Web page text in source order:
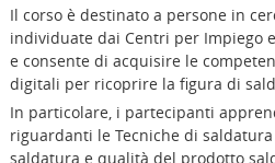
Il corso è destinato a persone in
individuate dai Centri per Impiego
e consente di acquisire le
digitali per ricoprire la figura di
In particolare, i partecipanti
riguardanti le Tecniche di
saldatura e qualità del prodotto